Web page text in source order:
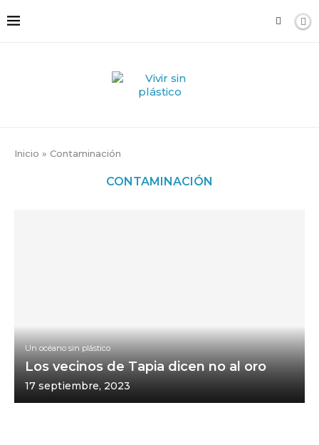
Inicio » Contaminación
CONTAMINACIÓN
Un océano sin plástico
Los vecinos de Tapia dicen no al oro
17 septiembre, 2023